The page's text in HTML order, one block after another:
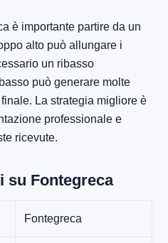
è importante partire da un
alto può allungare i
un ribasso
può generare molte
La strategia migliore è
professionale e
ricevute.
su Fontegreca
Fontegreca